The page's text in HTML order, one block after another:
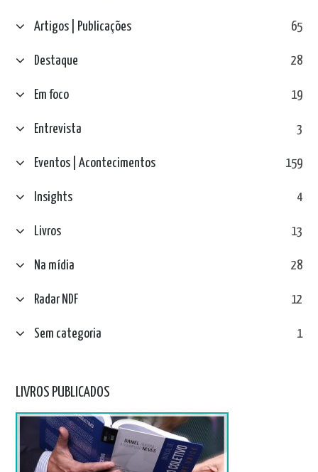
Artigos | Publicações 65
Destaque 28
Em foco 19
Entrevista 3
Eventos | Acontecimentos 159
Insights 4
Livros 13
Na mídia 28
Radar NDF 12
Sem categoria 1
LIVROS PUBLICADOS